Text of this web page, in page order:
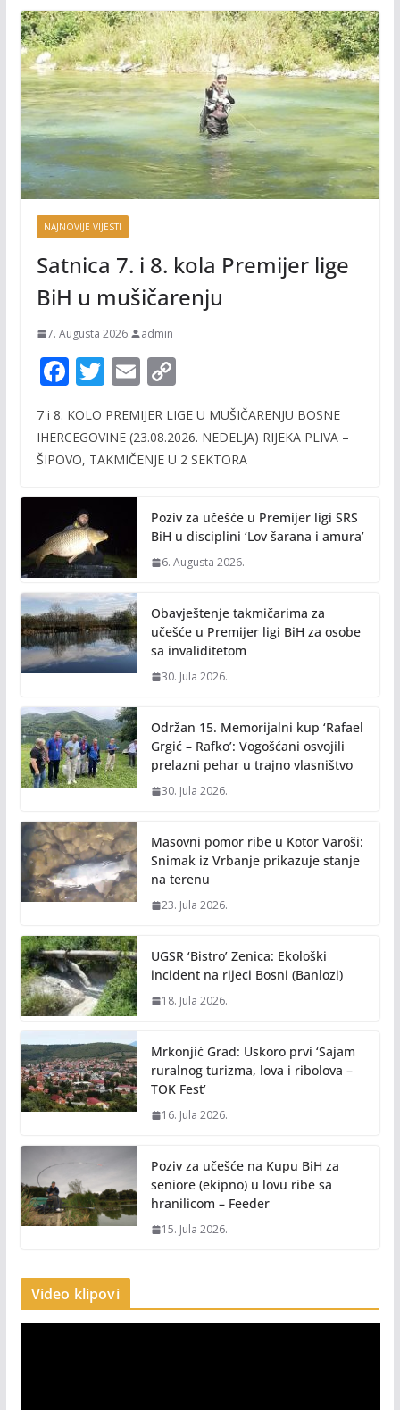
NAJNOVIJE VIJESTI
Satnica 7. i 8. kola Premijer lige
BiH u mušičarenju
7. Augusta 2026. admin
F
e
b
o
k
T
itt
er
E
ai
l
C
p
y
n
k
7 i 8. KOLO PREMIJER LIGE U MUŠIČARENJU BOSNE
IHERCEGOVINE (23.08.2026. NEDELJA) RIJEKA PLIVA –
ŠIPOVO, TAKMIČENJE U 2 SEKTORA
Poziv za učešće u Premijer ligi SRS
BiH u disciplini ‘Lov šarana i amura’
6. Augusta 2026.
Obavještenje takmičarima za
učešće u Premijer ligi BiH za osobe
sa invaliditetom
30. Jula 2026.
Održan 15. Memorijalni kup ‘Rafael
Grgić – Rafko’: Vogošćani osvojili
prelazni pehar u trajno vlasništvo
30. Jula 2026.
Masovni pomor ribe u Kotor Varoši:
Snimak iz Vrbanje prikazuje stanje
na terenu
23. Jula 2026.
UGSR ‘Bistro’ Zenica: Ekološki
incident na rijeci Bosni (Banlozi)
18. Jula 2026.
Mrkonjić Grad: Uskoro prvi ‘Sajam
ruralnog turizma, lova i ribolova –
TOK Fest’
16. Jula 2026.
Poziv za učešće na Kupu BiH za
seniore (ekipno) u lovu ribe sa
hranilicom – Feeder
15. Jula 2026.
Video klipovi